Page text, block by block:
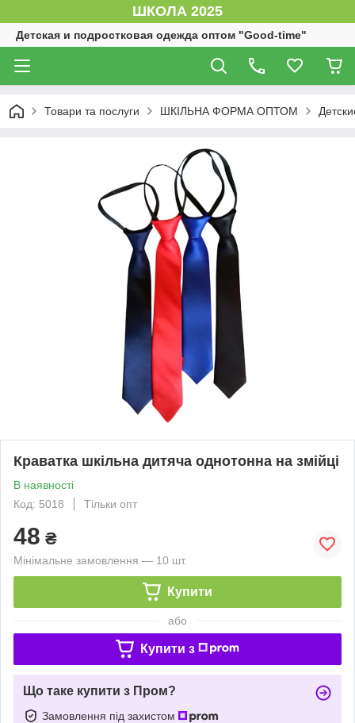
ШКОЛА 2025
Детская и подростковая одежда оптом "Good-time"
Товари та послуги ШКІЛЬНА ФОРМА ОПТОМ
Краватка шкільна дитяча однотонна на змійці
В наявності
Код: 5018
Тільки опт
48 ₴
Мінімальне замовлення — 10 шт.
Купити
або
Купити з
Що таке купити з Пром?
Замовлення під захистом